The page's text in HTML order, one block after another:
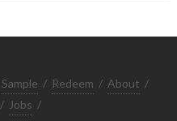
Sample / Redeem / About /
/ Jobs /